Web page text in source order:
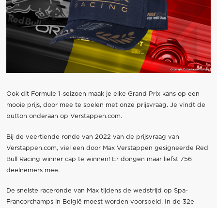
Ook dit Formule 1-seizoen maak je elke Grand Prix kans op een
mooie prijs, door mee te spelen met onze prijsvraag. Je vindt de
button onderaan op Verstappen.com.
Bij de veertiende ronde van 2022 van de prijsvraag van
Verstappen.com, viel een door Max Verstappen gesigneerde Red
Bull Racing winner cap te winnen! Er dongen maar liefst 756
deelnemers mee.
De snelste raceronde van Max tijdens de wedstrijd op Spa-
Francorchamps in België moest worden voorspeld. In de 32e